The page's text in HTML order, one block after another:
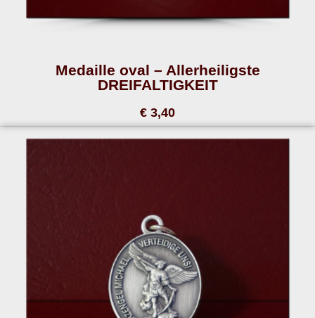
Medaille oval – Allerheiligste
DREIFALTIGKEIT
€ 3,40